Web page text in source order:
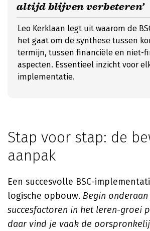
altijd blijven verbeteren’
Leo Kerklaan legt uit waarom de
het gaat om de synthese tussen
termijn, tussen financiële en niet-
aspecten. Essentieel inzicht voor
implementatie.
Stap voor stap: de
aanpak
Een succesvolle BSC-
logische opbouw. Begin
succesfactoren in het leren-groei
daar vind je vaak de